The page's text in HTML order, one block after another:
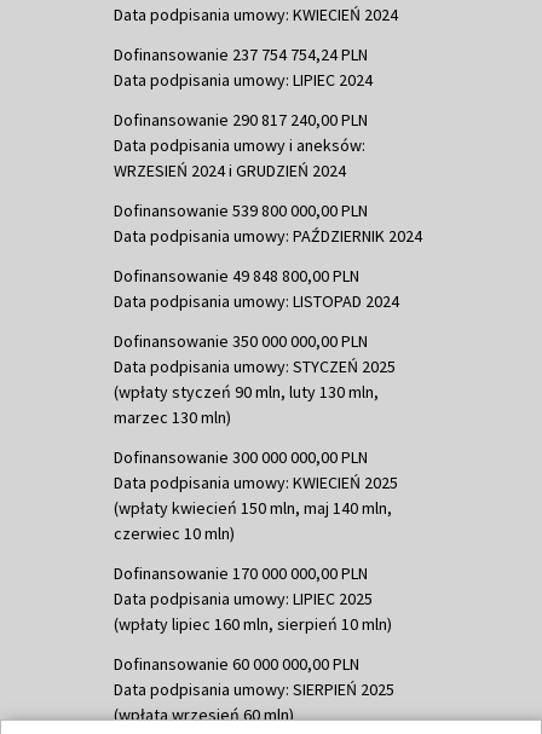
Data podpisania umowy: KWIECIEŃ 2024
Dofinansowanie 237 754 754,24 PLN
Data podpisania umowy: LIPIEC 2024
Dofinansowanie 290 817 240,00 PLN
Data podpisania umowy i aneksów:
WRZESIEŃ 2024 i GRUDZIEŃ 2024
Dofinansowanie 539 800 000,00 PLN
Data podpisania umowy: PAŹDZIERNIK 2024
Dofinansowanie 49 848 800,00 PLN
Data podpisania umowy: LISTOPAD 2024
Dofinansowanie 350 000 000,00 PLN
Data podpisania umowy: STYCZEŃ 2025
(wpłaty styczeń 90 mln, luty 130 mln,
marzec 130 mln)
Dofinansowanie 300 000 000,00 PLN
Data podpisania umowy: KWIECIEŃ 2025
(wpłaty kwiecień 150 mln, maj 140 mln,
czerwiec 10 mln)
Dofinansowanie 170 000 000,00 PLN
Data podpisania umowy: LIPIEC 2025
(wpłaty lipiec 160 mln, sierpień 10 mln)
Dofinansowanie 60 000 000,00 PLN
Data podpisania umowy: SIERPIEŃ 2025
(wpłata wrzesień 60 mln)